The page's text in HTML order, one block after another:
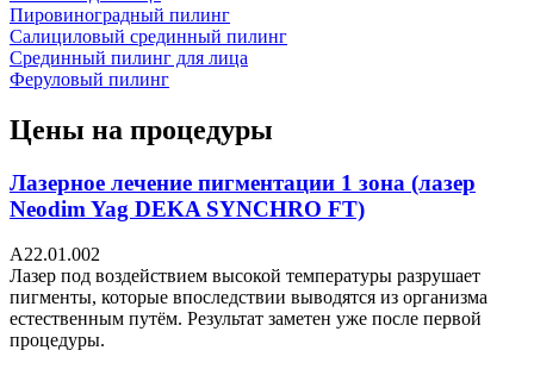
Пировиноградный пилинг
Салициловый срединный пилинг
Срединный пилинг для лица
Феруловый пилинг
Цены на процедуры
Лазерное лечение пигментации 1 зона (лазер
Neodim Yag DEKA SYNCHRO FT)
A22.01.002
Лазер под воздействием высокой температуры разрушает
пигменты, которые впоследствии выводятся из организма
естественным путём. Результат заметен уже после первой
процедуры.